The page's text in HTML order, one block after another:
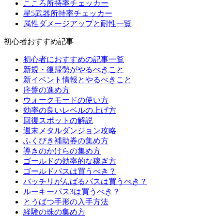
こころ所持率チェッカー
星5武器所持率チェッカー
属性ダメージアップと耐性一覧
初心者おすすめ記事
初心者におすすめの記事一覧
新規・復帰勢がやるべきこと
新イベント情報とやるべきこと
序盤の進め方
ウォークモードの使い方
効率の良いレベルの上げ方
回復スポットの解説
週末メタルダンジョン攻略
ふくびき補助券の集め方
導きのかけらの集め方
ゴールドの効率的な稼ぎ方
ゴールドパスは買うべき？
バッチリがんばるパスは買うべき？
ルーキーパス3は買うべき？
とうばつ手形の入手方法
経験の珠の集め方